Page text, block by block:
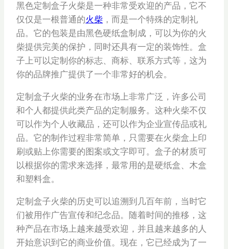
黑色定制盒子火柴是一种非常受欢迎的产品，它不
仅仅是一根普通的火柴 ，而是一个特殊的定制礼
品。它的包装是由黑色硬纸盒制成，可以为你的火
柴提供完美的保护，同时还具有一定的装饰性。盒
子上可以定制你的标志、商标、联系方式等，这为
你的品牌推广提供了一个非常好的机会。
定制盒子火柴的业务在市场上非常广泛，许多公司
和个人都提供此类产品的定制服务。这种火柴不仅
可以作为个人收藏品，还可以作为企业宣传品或礼
品。它的制作过程非常简单，只需要在火柴盒上印
刷或贴上你需要的图案或文字即可。盒子的材质可
以根据你的需求来选择，最常用的是硬纸盒、木盒
和塑料盒。
定制盒子火柴的历史可以追溯到几百年前，当时它
们被用作广告宣传和纪念品。随着时间的推移，这
种产品在市场上越来越受欢迎，并且越来越多的人
开始意识到它的商业价值。现在，它已经成为了一